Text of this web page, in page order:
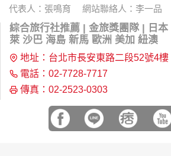
代表人：張鳴育 網站聯絡人：李一品
綜合旅行社推薦 | 金旅獎團隊 | 日
萊 沙巴 海島 新馬 歐洲 美加 紐澳
地址：台北市長安東路二段52號4樓
電話：02-7728-7717
傳真：02-2523-0303